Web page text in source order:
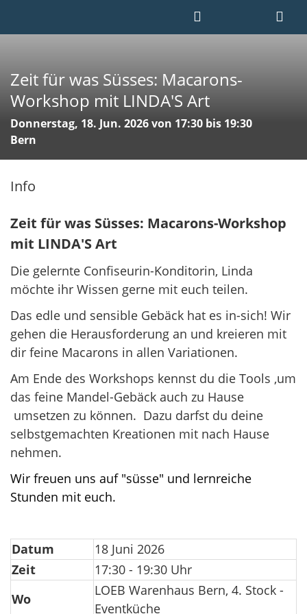
Zeit für was Süsses: Macarons-
Workshop mit LINDA'S Art
Donnerstag, 18. Jun. 2026 von 17:30 bis 19:30
Bern
Info
Zeit für was Süsses: Macarons-Workshop
mit LINDA'S Art
Die gelernte Confiseurin-Konditorin, Linda
möchte ihr Wissen gerne mit euch teilen.
Das edle und sensible Gebäck hat es in-sich! Wir
gehen die Herausforderung an und kreieren mit
dir feine Macarons in allen Variationen.
Am Ende des Workshops kennst du die Tools ,um
das feine Mandel-Gebäck auch zu Hause
umsetzen zu können. Dazu darfst du deine
selbstgemachten Kreationen mit nach Hause
nehmen.
Wir freuen uns auf "süsse" und lernreiche
Stunden mit euch.
Datum
18 Juni 2026
Zeit
17:30 - 19:30 Uhr
Wo
LOEB Warenhaus Bern, 4. Stock -
Eventküche